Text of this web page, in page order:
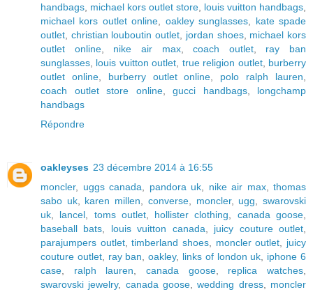
handbags, michael kors outlet store, louis vuitton handbags,
michael kors outlet online, oakley sunglasses, kate spade
outlet, christian louboutin outlet, jordan shoes, michael kors
outlet online, nike air max,coach outlet, ray ban
sunglasses, louis vuitton outlet, true religion outlet, burberry
outlet online, burberry outlet online, polo ralph lauren,
coach outlet store online, gucci handbags, longchamp
handbags
Répondre
oakleyses 23 décembre 2014 à 16:55
moncler, uggs canada, pandora uk, nike air max, thomas
sabo uk, karen millen, converse, moncler, ugg,swarovski
uk, lancel, toms outlet, hollister clothing, canada goose,
baseball bats, louis vuitton canada, juicy couture outlet,
parajumpers outlet,timberland shoes, moncler outlet, juicy
couture outlet, ray ban,oakley, links of london uk, iphone 6
case, ralph lauren,canada goose, replica watches,
swarovski jewelry, canada goose,wedding dress, moncler